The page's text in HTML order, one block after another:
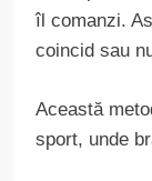
îl comanzi.
coincid sau
Această
sport, unde